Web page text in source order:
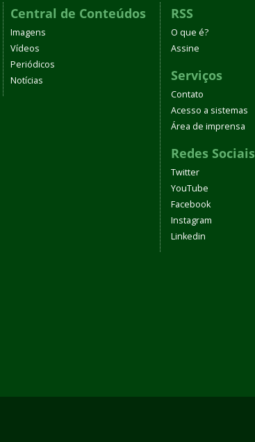
Central de Conteúdos
Imagens
Vídeos
Periódicos
Notícias
RSS
O que é?
Assine
Serviços
Contato
Acesso a sistemas
Área de imprensa
Redes Sociais
Twitter
YouTube
Facebook
Instagram
Linkedin